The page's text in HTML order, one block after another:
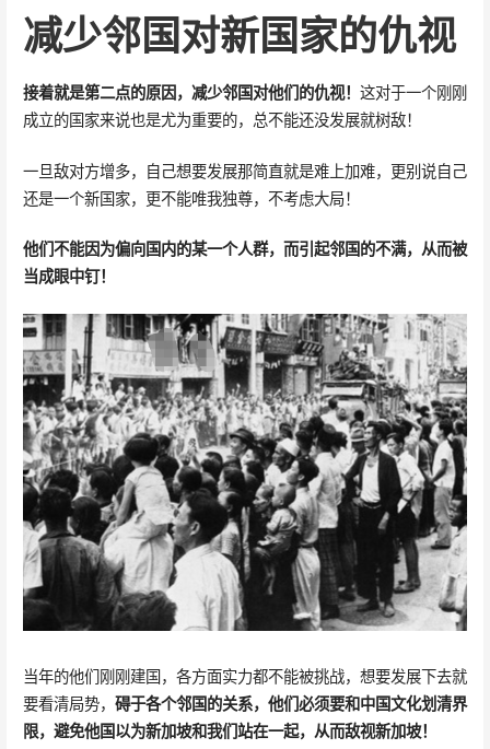
减少邻国对新国家的仇视
接着就是第二点的原因，减少邻国对他们的仇视！ 这对于一个刚刚
成立的国家来说也是尤为重要的，总不能还没发展就树敌！
一旦敌对方增多，自己想要发展那简直就是难上加难，更别说自己
还是一个新国家，更不能唯我独尊，不考虑大局！
他们不能因为偏向国内的某一个人群，而引起邻国的不满，从而被
当成眼中钉！
当年的他们刚刚建国，各方面实力都不能被挑战，想要发展下去就
要看清局势， 碍于各个邻国的关系，他们必须要和中国文化划清界
限，避免他国以为新加坡和我们站在一起，从而敌视新加坡！